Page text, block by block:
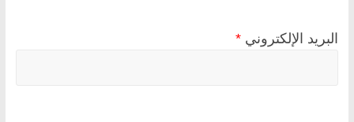
البريد الإلكتروني *